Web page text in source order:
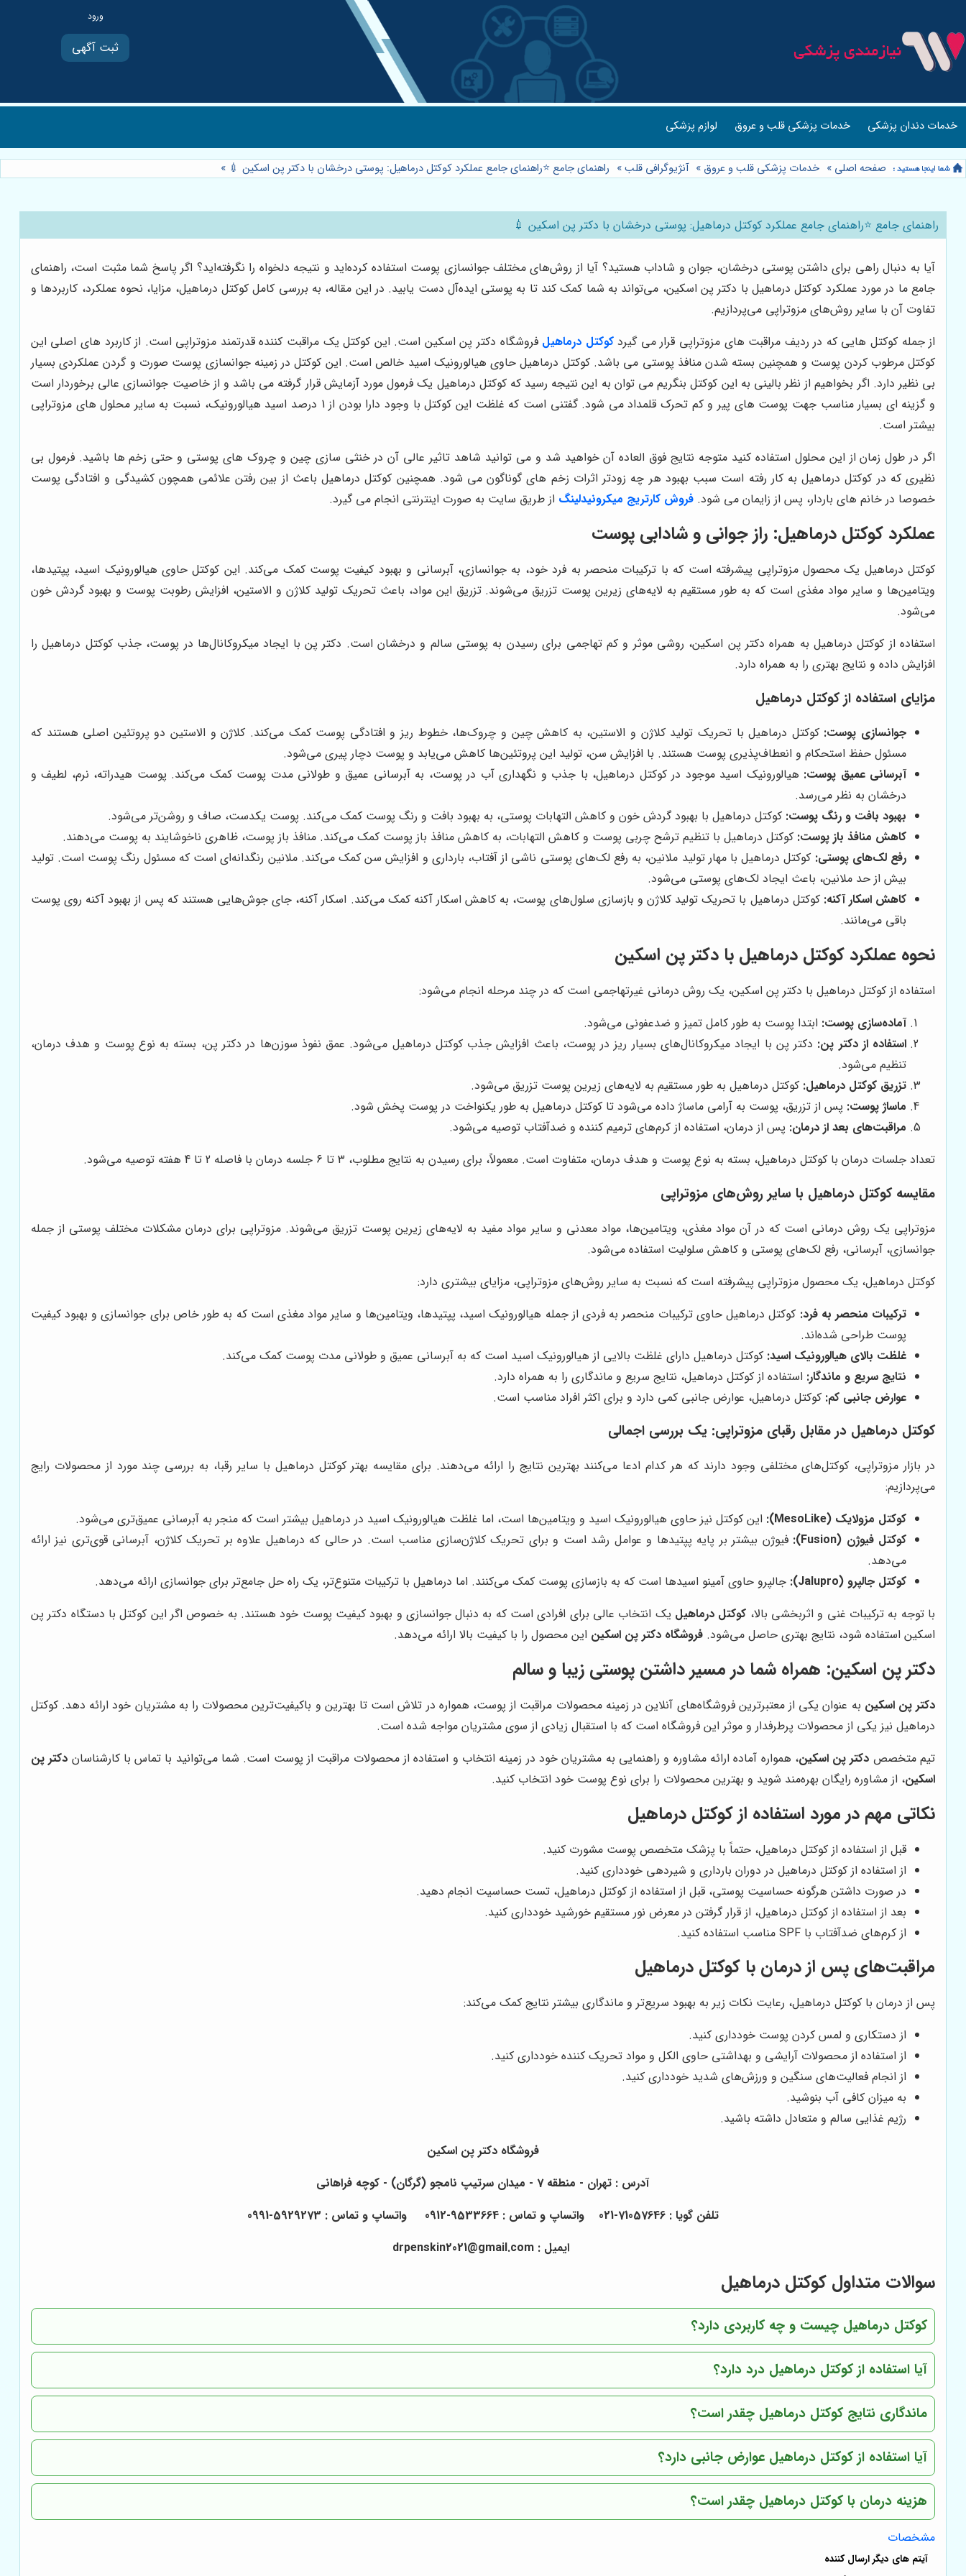
ثبت آگهی
خدمات دندان پزشکی خدمات پزشکی قلب و عروق لوازم پزشکی
صفحه اصلی » خدمات پزشکی قلب و عروق » آنژیوگرافی قلب» راهنمای جامع ⭐️راهنمای جامع عملکرد کوکتل درماهیل: پوستی درخشان با دکتر پن اسکین 💉 »
راهنمای جامع ⭐️راهنمای جامع عملکرد کوکتل درماهیل: پوستی درخشان با دکتر پن اسکین 💉
آیا به دنبال راهی برای داشتن پوستی درخشان، جوان و شاداب هستید؟ آیا از روش‌های مختلف جوانسازی پوست استفاده کرده‌اید و نتیجه دلخواه را نگرفته‌اید؟ اگر پاسخ شما مثبت است، راهنمای
جامع ما در مورد عملکرد کوکتل درماهیل با دکتر پن اسکین، می‌تواند به شما کمک کند تا به پوستی ایده‌آل دست یابید. در این مقاله، به بررسی کامل کوکتل درماهیل، مزایا، نحوه عملکرد، کاربردها و
تفاوت آن با سایر روش‌های مزوتراپی می‌پردازیم.
از جمله کوکتل هایی که در ردیف مراقبت های مزوتراپی قرار می گیردکوکتل درماهیل فروشگاه دکتر پن اسکین است. این کوکتل یک مراقبت کننده قدرتمند مزوتراپی است. از کاربرد های اصلی این
کوکتل مرطوب کردن پوست و همچنین بسته شدن منافذ پوستی می باشد. کوکتل درماهیل حاوی هیالورونیک اسید خالص است. این کوکتل در زمینه جوانسازی پوست صورت و گردن عملکردی بسیار
بی نظیر دارد. اگر بخواهیم از نظر بالینی به این کوکتل بنگریم می توان به این نتیجه رسید که کوکتل درماهیل یک فرمول مورد آزمایش قرار گرفته می باشد و از خاصیت جوانسازی عالی برخوردار است
و گزینه ای بسیار مناسب جهت پوست های پیر و کم تحرک قلمداد می شود. گفتنی است که غلظت این کوکتل با وجود دارا بودن از 1 درصد اسید هیالورونیک، نسبت به سایر محلول های مزوتراپی
بیشتر است.
اگر در طول زمان از این محلول استفاده کنید متوجه نتایج فوق العاده آن خواهید شد و می توانید شاهد تاثیر عالی آن در خنثی سازی چین و چروک های پوستی و حتی زخم ها باشید. فرمول بی
نظیری که در کوکتل درماهیل به کار رفته است سبب بهبود هر چه زودتر اثرات زخم های گوناگون می شود. همچنین کوکتل درماهیل باعث از بین رفتن علائمی همچون کشیدگی و افتادگی پوست
خصوصا در خانم های باردار، پس از زایمان می شود. فروش کارتریج میکرونیدلینگ از طریق سایت به صورت اینترنتی انجام می گیرد.
عملکرد کوکتل درماهیل: راز جوانی و شادابی پوست
کوکتل درماهیل یک محصول مزوتراپی پیشرفته است که با ترکیبات منحصر به فرد خود، به جوانسازی، آبرسانی و بهبود کیفیت پوست کمک می‌کند. این کوکتل حاوی هیالورونیک اسید، پپتیدها،
ویتامین‌ها و سایر مواد مغذی است که به طور مستقیم به لایه‌های زیرین پوست تزریق می‌شوند. تزریق این مواد، باعث تحریک تولید کلاژن و الاستین، افزایش رطوبت پوست و بهبود گردش خون
می‌شود.
استفاده از کوکتل درماهیل به همراه دکتر پن اسکین، روشی موثر و کم تهاجمی برای رسیدن به پوستی سالم و درخشان است. دکتر پن با ایجاد میکروکانال‌ها در پوست، جذب کوکتل درماهیل را
افزایش داده و نتایج بهتری را به همراه دارد.
مزایای استفاده از کوکتل درماهیل
جوانسازی پوست: کوکتل درماهیل با تحریک تولید کلاژن و الاستین، به کاهش چین و چروک‌ها، خطوط ریز و افتادگی پوست کمک می‌کند. کلاژن و الاستین دو پروتئین اصلی هستند که
مسئول حفظ استحکام و انعطاف‌پذیری پوست هستند. با افزایش سن، تولید این پروتئین‌ها کاهش می‌یابد و پوست دچار پیری می‌شود.
آبرسانی عمیق پوست: هیالورونیک اسید موجود در کوکتل درماهیل، با جذب و نگهداری آب در پوست، به آبرسانی عمیق و طولانی مدت پوست کمک می‌کند. پوست هیدراته، نرم، لطیف و
درخشان به نظر می‌رسد.
بهبود بافت و رنگ پوست: کوکتل درماهیل با بهبود گردش خون و کاهش التهابات پوستی، به بهبود بافت و رنگ پوست کمک می‌کند. پوست یکدست، صاف و روشن‌تر می‌شود.
کاهش منافذ باز پوست: کوکتل درماهیل با تنظیم ترشح چربی پوست و کاهش التهابات، به کاهش منافذ باز پوست کمک می‌کند. منافذ باز پوست، ظاهری ناخوشایند به پوست می‌دهند.
رفع لک‌های پوستی: کوکتل درماهیل با مهار تولید ملانین، به رفع لک‌های پوستی ناشی از آفتاب، بارداری و افزایش سن کمک می‌کند. ملانین رنگدانه‌ای است که مسئول رنگ پوست است. تولید
بیش از حد ملانین، باعث ایجاد لک‌های پوستی می‌شود.
کاهش اسکار آکنه: کوکتل درماهیل با تحریک تولید کلاژن و بازسازی سلول‌های پوست، به کاهش اسکار آکنه کمک می‌کند. اسکار آکنه، جای جوش‌هایی هستند که پس از بهبود آکنه روی پوست
باقی می‌مانند.
نحوه عملکرد کوکتل درماهیل با دکتر پن اسکین
استفاده از کوکتل درماهیل با دکتر پن اسکین، یک روش درمانی غیرتهاجمی است که در چند مرحله انجام می‌شود:
آماده‌سازی پوست: ابتدا پوست به طور کامل تمیز و ضدعفونی می‌شود.
استفاده از دکتر پن: دکتر پن با ایجاد میکروکانال‌های بسیار ریز در پوست، باعث افزایش جذب کوکتل درماهیل می‌شود. عمق نفوذ سوزن‌ها در دکتر پن، بسته به نوع پوست و هدف درمان،
تنظیم می‌شود.
تزریق کوکتل درماهیل: کوکتل درماهیل به طور مستقیم به لایه‌های زیرین پوست تزریق می‌شود.
ماساژ پوست: پس از تزریق، پوست به آرامی ماساژ داده می‌شود تا کوکتل درماهیل به طور یکنواخت در پوست پخش شود.
مراقبت‌های بعد از درمان: پس از درمان، استفاده از کرم‌های ترمیم کننده و ضدآفتاب توصیه می‌شود.
تعداد جلسات درمان با کوکتل درماهیل، بسته به نوع پوست و هدف درمان، متفاوت است. معمولاً، برای رسیدن به نتایج مطلوب، 3 تا 6 جلسه درمان با فاصله 2 تا 4 هفته توصیه می‌شود.
مقایسه کوکتل درماهیل با سایر روش‌های مزوتراپی
مزوتراپی یک روش درمانی است که در آن مواد مغذی، ویتامین‌ها، مواد معدنی و سایر مواد مفید به لایه‌های زیرین پوست تزریق می‌شوند. مزوتراپی برای درمان مشکلات مختلف پوستی از جمله
جوانسازی، آبرسانی، رفع لک‌های پوستی و کاهش سلولیت استفاده می‌شود.
کوکتل درماهیل، یک محصول مزوتراپی پیشرفته است که نسبت به سایر روش‌های مزوتراپی، مزایای بیشتری دارد:
ترکیبات منحصر به فرد: کوکتل درماهیل حاوی ترکیبات منحصر به فردی از جمله هیالورونیک اسید، پپتیدها، ویتامین‌ها و سایر مواد مغذی است که به طور خاص برای جوانسازی و بهبود کیفیت
پوست طراحی شده‌اند.
غلظت بالای هیالورونیک اسید: کوکتل درماهیل دارای غلظت بالایی از هیالورونیک اسید است که به آبرسانی عمیق و طولانی مدت پوست کمک می‌کند.
نتایج سریع و ماندگار: استفاده از کوکتل درماهیل، نتایج سریع و ماندگاری را به همراه دارد.
عوارض جانبی کم: کوکتل درماهیل، عوارض جانبی کمی دارد و برای اکثر افراد مناسب است.
کوکتل درماهیل در مقابل رقبای مزوتراپی: یک بررسی اجمالی
در بازار مزوتراپی، کوکتل‌های مختلفی وجود دارند که هر کدام ادعا می‌کنند بهترین نتایج را ارائه می‌دهند. برای مقایسه بهتر کوکتل درماهیل با سایر رقبا، به بررسی چند مورد از محصولات رایج
می‌پردازیم:
کوکتل مزولایک (MesoLike):
این کوکتل نیز حاوی هیالورونیک اسید و ویتامین‌ها است، اما غلظت هیالورونیک اسید در درماهیل بیشتر است که منجر به آبرسانی عمیق‌تری می‌شود.
کوکتل فیوژن (Fusion):
فیوژن بیشتر بر پایه پپتیدها و عوامل رشد است و برای تحریک کلاژن‌سازی مناسب است. در حالی که درماهیل علاوه بر تحریک کلاژن، آبرسانی قوی‌تری نیز ارائه
می‌دهد.
کوکتل جالپرو (Jalupro):
جالپرو حاوی آمینو اسیدها است که به بازسازی پوست کمک می‌کنند. اما درماهیل با ترکیبات متنوع‌تر، یک راه حل جامع‌تر برای جوانسازی ارائه می‌دهد.
با توجه به ترکیبات غنی و اثربخشی بالا، کوکتل درماهیل یک انتخاب عالی برای افرادی است که به دنبال جوانسازی و بهبود کیفیت پوست خود هستند. به خصوص اگر این کوکتل با دستگاه دکتر پن
اسکین استفاده شود، نتایج بهتری حاصل می‌شود. فروشگاه دکتر پن اسکین این محصول را با کیفیت بالا ارائه می‌دهد.
دکتر پن اسکین: همراه شما در مسیر داشتن پوستی زیبا و سالم
دکتر پن اسکین به عنوان یکی از معتبرترین فروشگاه‌های آنلاین در زمینه محصولات مراقبت از پوست، همواره در تلاش است تا بهترین و باکیفیت‌ترین محصولات را به مشتریان خود ارائه دهد. کوکتل
درماهیل نیز یکی از محصولات پرطرفدار و موثر این فروشگاه است که با استقبال زیادی از سوی مشتریان مواجه شده است.
تیم متخصص دکتر پن اسکین، همواره آماده ارائه مشاوره و راهنمایی به مشتریان خود در زمینه انتخاب و استفاده از محصولات مراقبت از پوست است. شما می‌توانید با تماس با کارشناسان دکتر پن
اسکین، از مشاوره رایگان بهره‌مند شوید و بهترین محصولات را برای نوع پوست خود انتخاب کنید.
نکاتی مهم در مورد استفاده از کوکتل درماهیل
قبل از استفاده از کوکتل درماهیل، حتماً با پزشک متخصص پوست مشورت کنید.
از استفاده از کوکتل درماهیل در دوران بارداری و شیردهی خودداری کنید.
در صورت داشتن هرگونه حساسیت پوستی، قبل از استفاده از کوکتل درماهیل، تست حساسیت انجام دهید.
بعد از استفاده از کوکتل درماهیل، از قرار گرفتن در معرض نور مستقیم خورشید خودداری کنید.
از کرم‌های ضدآفتاب با SPF مناسب استفاده کنید.
مراقبت‌های پس از درمان با کوکتل درماهیل
پس از درمان با کوکتل درماهیل، رعایت نکات زیر به بهبود سریع‌تر و ماندگاری بیشتر نتایج کمک می‌کند:
از دستکاری و لمس کردن پوست خودداری کنید.
از استفاده از محصولات آرایشی و بهداشتی حاوی الکل و مواد تحریک کننده خودداری کنید.
از انجام فعالیت‌های سنگین و ورزش‌های شدید خودداری کنید.
به میزان کافی آب بنوشید.
رژیم غذایی سالم و متعادل داشته باشید.
فروشگاه دکتر پن اسکین
آدرس : تهران - منطقه 7 - میدان سرتیپ نامجو (گرگان) - کوچه فراهانی
تلفن گویا : 71057646-021 واتساپ و تماس : 9533664-0912 واتساپ و تماس : 5929273-0991
ایمیل : drpenskin2021@gmail.com
سوالات متداول کوکتل درماهیل
کوکتل درماهیل چیست و چه کاربردی دارد؟
آیا استفاده از کوکتل درماهیل درد دارد؟
ماندگاری نتایج کوکتل درماهیل چقدر است؟
آیا استفاده از کوکتل درماهیل عوارض جانبی دارد؟
هزینه درمان با کوکتل درماهیل چقدر است؟
مشخصات